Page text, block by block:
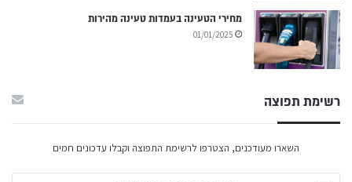
מחירי הטעינה בעמדות טעינה מהירות
01/01/2025
רשימת תפוצה
השארו מעודכנים, הצטרפו לרשימת התפוצה וקבלו עדכונים חמים